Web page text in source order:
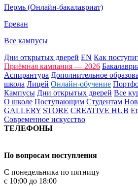
Пермь (Онлайн-бакалавриат)
Ереван
Все кампусы
Дни открытых дверей EN Как
Приёмная кампания — 2026
Аспирантура Дополнительное
школа Лицей Онлайн-обучение
Кампусы Дни открытых дверей Все
О школе Поступающим Студентам
GALLERY STORE CREATIVE HUB
Современное искусство
ТЕЛЕФОНЫ
По вопросам поступления
С понедельника по пятницу
с 10:00 до 18:00